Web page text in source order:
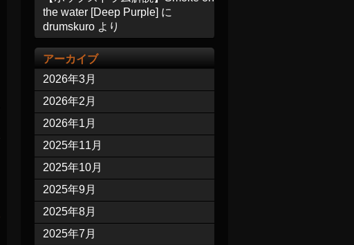
the water [Deep Purple] に
drumskuro より
アーカイブ
2026年3月
2026年2月
2026年1月
2025年11月
2025年10月
2025年9月
2025年8月
2025年7月